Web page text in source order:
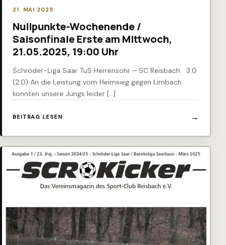
21. MAI 2025
Nullpunkte-Wochenende /
Saisonfinale Erste am Mittwoch,
21.05.2025, 19:00 Uhr
Schröder-Liga Saar TuS Herrensohr – SC Reisbach 3:0
(2:0) An die Leistung vom Heimsieg gegen Limbach
konnten unsere Jungs leider […]
BEITRAG LESEN